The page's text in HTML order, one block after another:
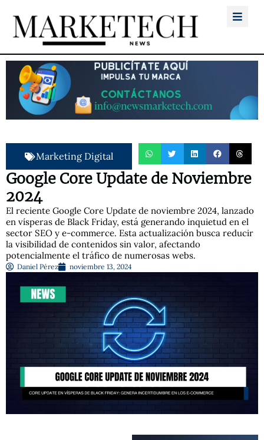
Marketing Digital
Google Core Update de Noviembre
2024
El reciente Google Core Update de noviembre 2024, lanzado
en vísperas de Black Friday, está generando inquietud en el
sector SEO y e-commerce. Esta actualización busca reducir
la visibilidad de contenidos sin valor, afectando
potencialmente el tráfico de numerosas webs.
Daniel Pérez noviembre 13, 2024